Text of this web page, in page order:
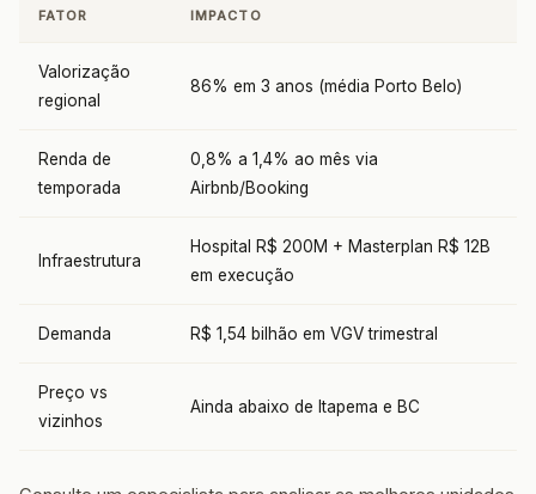
FATOR IMPACTO
Valorização
regional
86% em 3 anos (média Porto Belo)
Renda de
temporada
0,8% a 1,4% ao mês via
Airbnb/Booking
Infraestrutura
Hospital R$ 200M + Masterplan R$ 12B
em execução
Demanda R$ 1,54 bilhão em VGV trimestral
Preço vs
vizinhos
Ainda abaixo de Itapema e BC